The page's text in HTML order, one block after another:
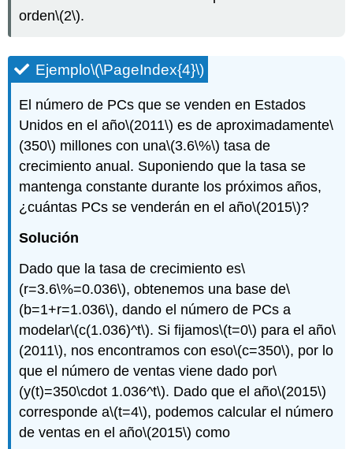
orden\(2\).
Ejemplo\(\PageIndex{4}\)
El número de PCs que se venden en Estados
Unidos en el año\(2011\) es de aproximadamente\
(350\) millones con una\(3.6\%\) tasa de
crecimiento anual. Suponiendo que la tasa se
mantenga constante durante los próximos años,
¿cuántas PCs se venderán en el año\(2015\)?
Solución
Dado que la tasa de crecimiento es\
(r=3.6\%=0.036\), obtenemos una base de\
(b=1+r=1.036\), dando el número de PCs a
modelar\(c(1.036)^t\). Si fijamos\(t=0\) para el año\
(2011\), nos encontramos con eso\(c=350\), por lo
que el número de ventas viene dado por\
(y(t)=350\cdot 1.036^t\). Dado que el año\(2015\)
corresponde a\(t=4\), podemos calcular el número
de ventas en el año\(2015\) como